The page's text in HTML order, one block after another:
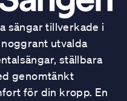
sängar tillverkade i
utvalda
ställbara
genomtänkt
för din kropp. En